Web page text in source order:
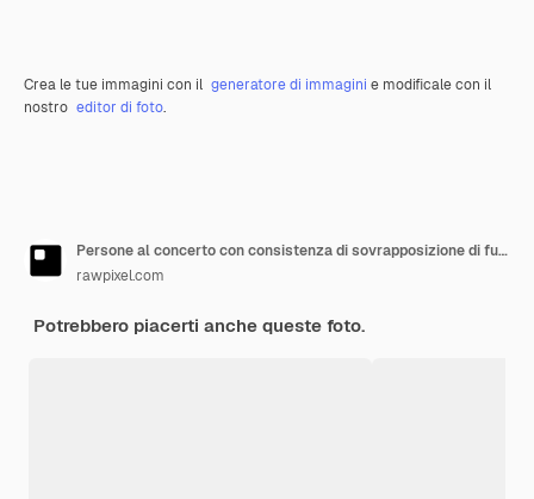
Crea le tue immagini con il generatore di immagini e modificale con il
nostro editor di foto.
Persone al concerto con consistenza di sovrapposizione di fumo
rawpixel.com
Potrebbero piacerti anche queste foto.